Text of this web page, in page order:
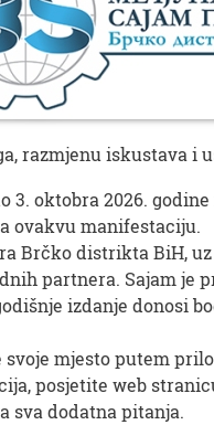
razmjenu iskustava i
3. oktobra 2026.
ovakvu manifestaciju.
Brčko distrikta BiH,
partnera. Sajam je
izdanje donosi
mjesto putem
posjetite web
sva dodatna pitanja.